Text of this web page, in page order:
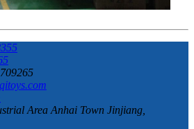
Area Anhai Town Jinjiang,